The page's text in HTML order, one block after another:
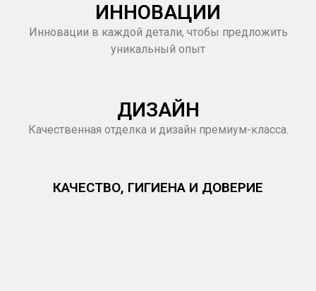
ИННОВАЦИИ
Инновации в каждой детали, чтобы предложить
уникальный опыт
ДИЗАЙН
Качественная отделка и дизайн премиум-класса.
КАЧЕСТВО, ГИГИЕНА И ДОВЕРИЕ